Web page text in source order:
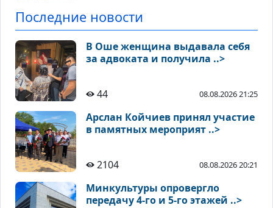
Последние новости
В Оше женщина выдавала себя
за адвоката и получила ..>
44 08.08.2026 21:25
Арслан Койчиев принял участие
в памятных мероприят ..>
2104 08.08.2026 20:21
Минкультуры опровергло
передачу 4-го и 5-го этажей ..>